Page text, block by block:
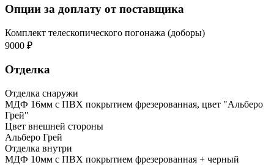
Опции за доплату от поставщика
Комплект телескопического погонажа (доборы)
9000 ₽
Отделка
Отделка снаружи
МДФ 16мм с ПВХ покрытием фрезерованная, цвет "Альберо
Грей"
Цвет внешней стороны
Альберо Грей
Отделка внутри
МДФ 10мм с ПВХ покрытием фрезерованная + черный